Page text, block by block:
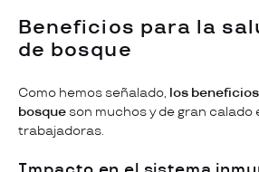
Beneficios para la
de bosque
Como hemos señalado, los
bosque son muchos y de gran calado
trabajadoras.